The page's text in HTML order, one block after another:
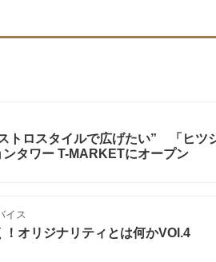
トロスタイルで広げたい” 「ヒツ
タワー T-MARKETにオープン
イス
オリジナリティとは何かVOl.4